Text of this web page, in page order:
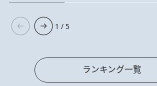
1 / 5
ランキング一覧